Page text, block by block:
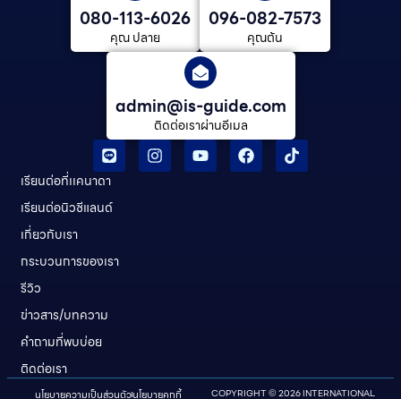
080-113-6026
คุณ ปลาย
096-082-7573
คุณต้น
admin@is-guide.com
ติดต่อเราผ่านอีเมล
เรียนต่อที่เเคนาดา
เรียนต่อนิวซีแลนด์​
เกี่ยวกับเรา
กระบวนการของเรา
รีวิว
ข่าวสาร/บทความ
คําถามที่พบบ่อย
ติดต่อเรา
COPYRIGHT © 2026 INTERNATIONAL
นโยบายความเป็นส่วนตัวนโยบายคุกกี้